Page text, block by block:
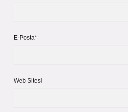
E-Posta*
Web Sitesi